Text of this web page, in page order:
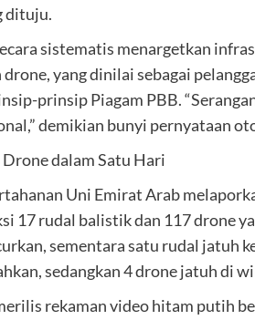
dituju.
sistematis menargetkan
yang dinilai sebagai
prinsip Piagam PBB.
demikian bunyi pernyataan
dalam Satu Hari
Uni Emirat Arab
17 rudal balistik dan 117 drone
sementara satu rudal jatuh
sedangkan 4 drone jatuh di
rekaman video hitam putih